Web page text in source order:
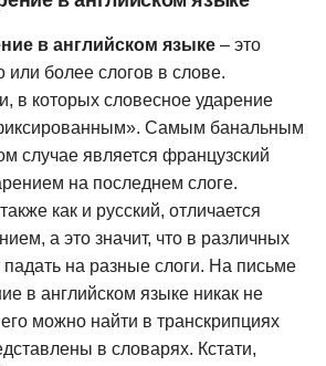
в английском языке – это
или более слогов в слове.
в которых словесное ударение
Самым банальным
случае является французский
на последнем слоге.
как и русский, отличается
а это значит, что в различных
на разные слоги. На письме
в английском языке никак не
можно найти в транскрипциях
в словарях. Кстати,